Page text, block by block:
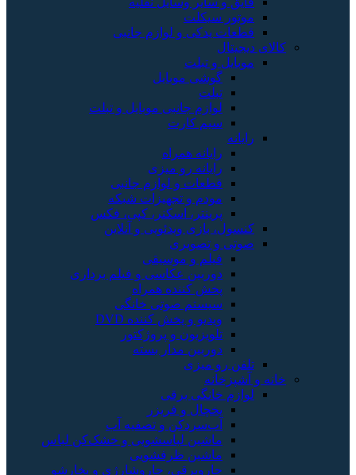
موتور سیکلت
قطعات یدکی و لوازم جانبی
کالای دیجیتال
موبایل و تبلت
گوشی موبایل
تبلت
لوازم جانبی موبایل و تبلت
سیم کارت
رایانه
رایانه همراه
رایانه رو میزی
قطعات و لوازم جانبی
مودم و تجهیزات شبکه
پرینتر، اسکنر، کپی، فکس
کنسول، بازی‌ ویدئویی و آنلاین
صوتی و تصویری
فیلم و موسیقی
دوربین عکاسی و فیلم برداری
پخش کننده همراه
سیستم صوتی خانگی
ویدیو و پخش کننده DVD
تلویزیون و پروژکتور
دوربین مدار بسته
تلفن رو میزی
خانه و آشپزخانه
لوازم خانگی برقی
یخچال و فریزر
آب‌سردکن و تصفیه آب
ماشین لباسشویی و خشک‌کن لباس
ماشین ظرفشویی
جاروبرقی، جاروشارژی و بخارشو